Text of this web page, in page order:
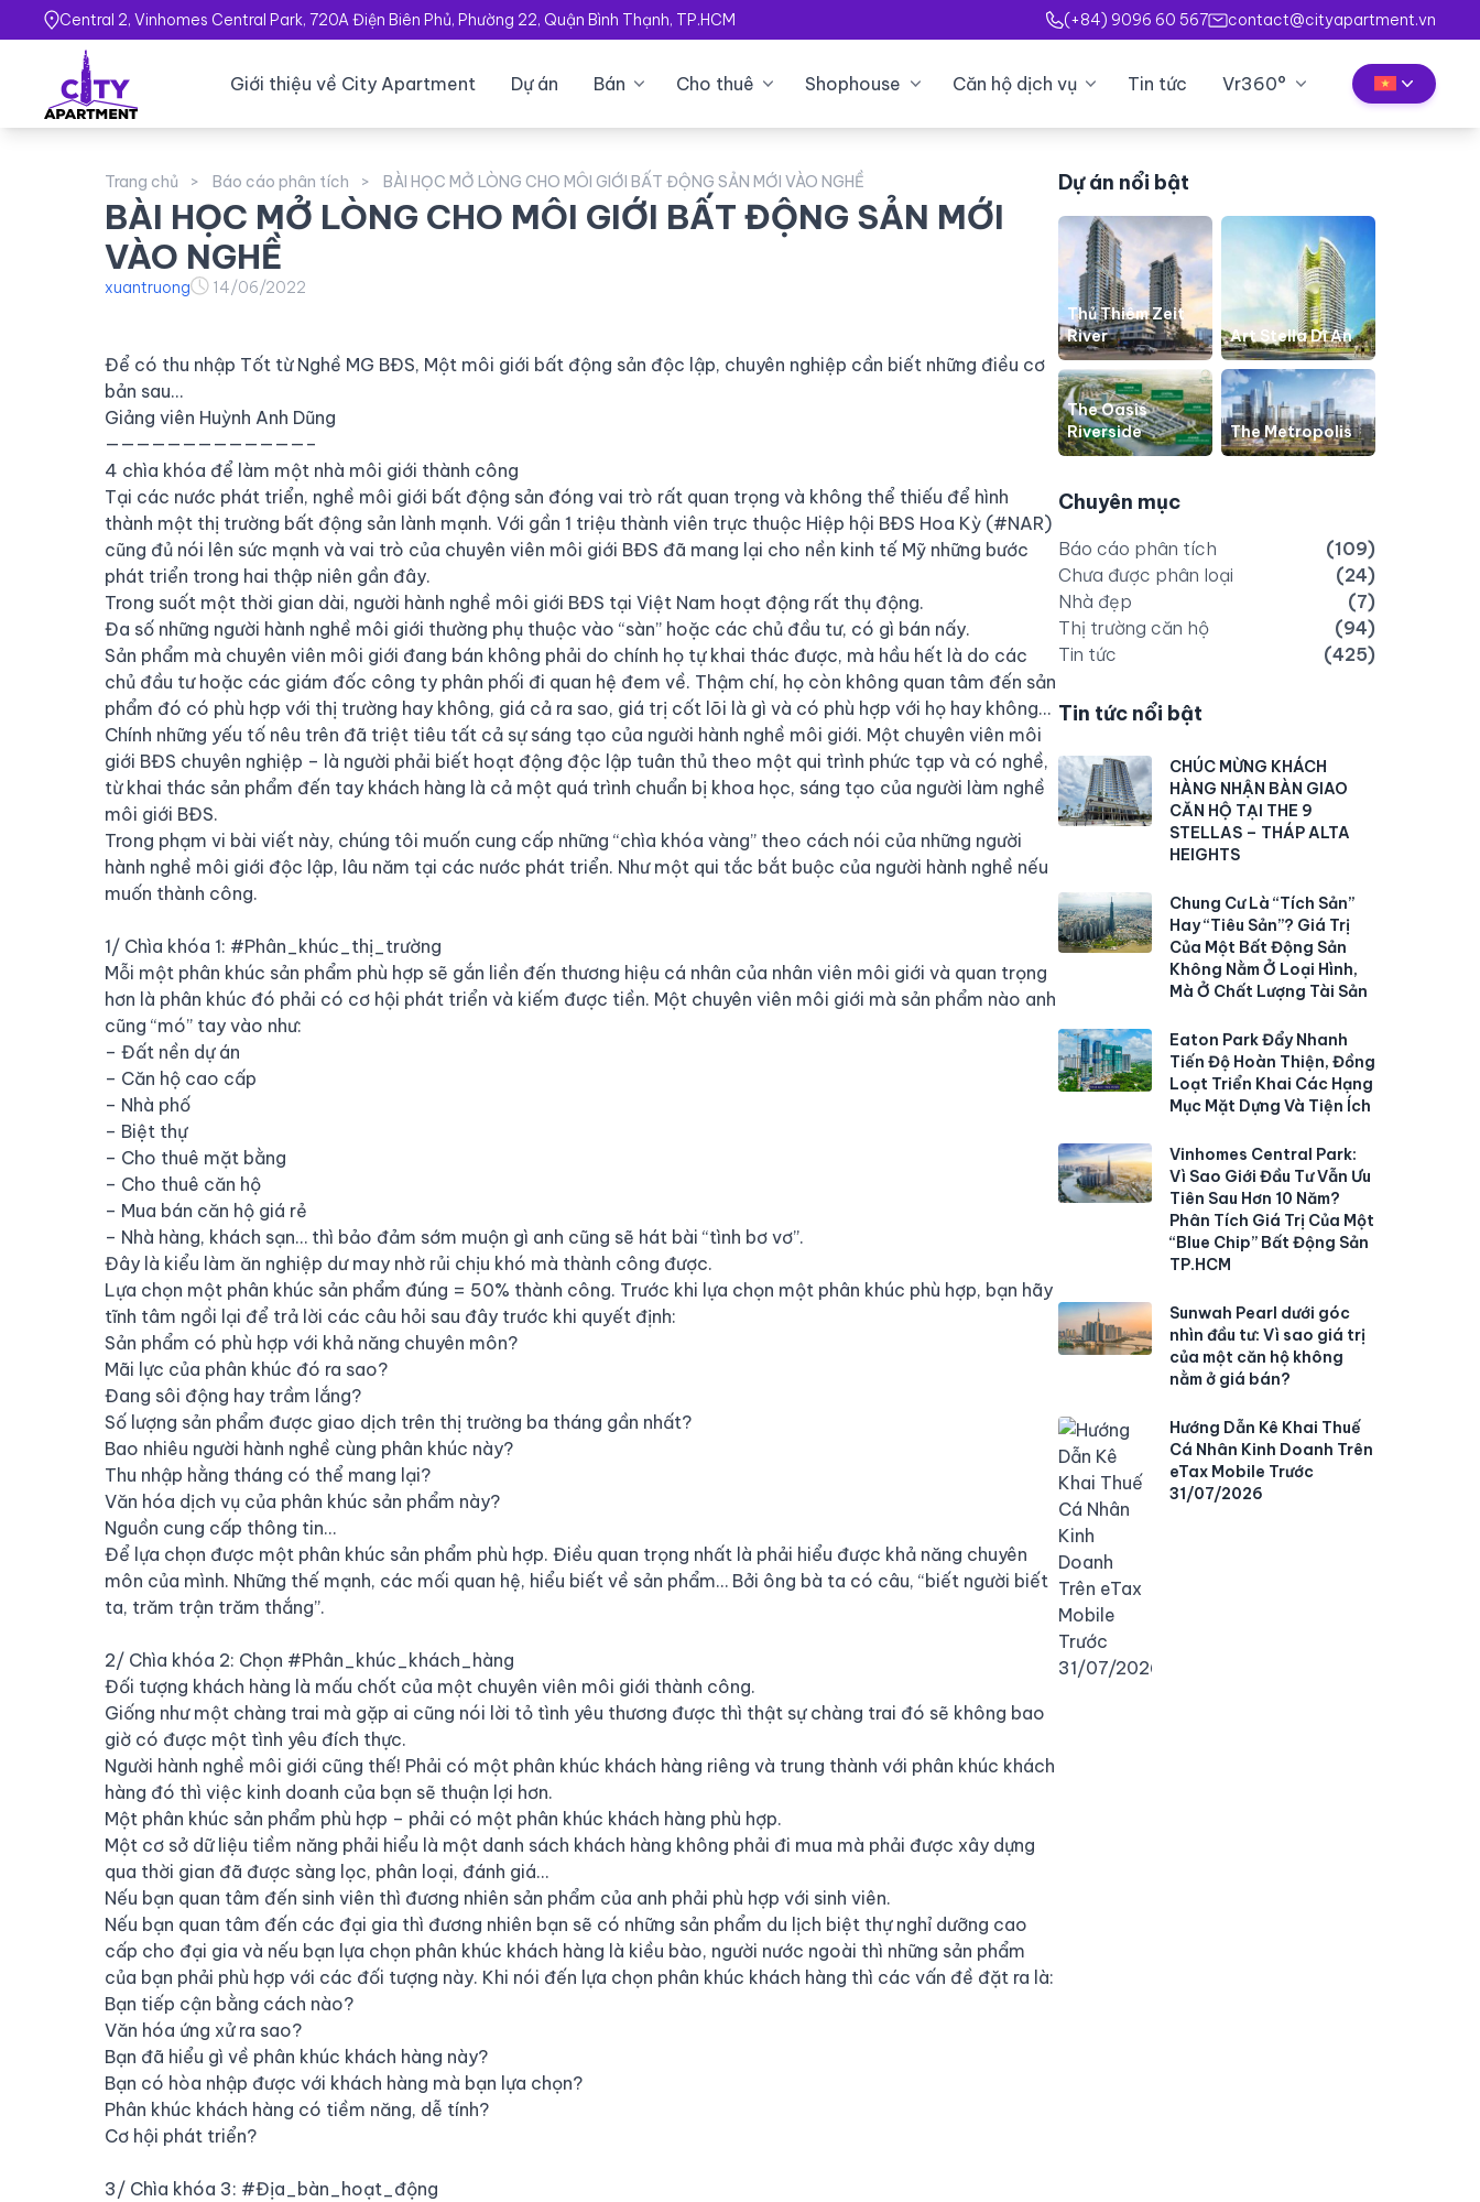
Central 2, Vinhomes Central Park, 720A Điện Biên Phủ, Phường 22, Quận Bình Thạnh, TP.HCM (+84) 9096 60 567 contact@cityapartment.vn
Giới thiệu về City Apartment Dự án Bán Cho thuê Shophouse Căn hộ dịch vụ Tin tức Vr360°
Trang chủ Báo cáo phân tích BÀI HỌC MỞ LÒNG CHO MÔI GIỚI BẤT ĐỘNG SẢN MỚI VÀO NGHỀ
BÀI HỌC MỞ LÒNG CHO MÔI GIỚI BẤT ĐỘNG SẢN MỚI
VÀO NGHỀ
xuantruong 14/06/2022
Để có thu nhập Tốt từ Nghề MG BĐS, Một môi giới bất động sản độc lập, chuyên nghiệp cần biết những điều cơ
bản sau…
Giảng viên Huỳnh Anh Dũng
—————————————–
4 chìa khóa để làm một nhà môi giới thành công
Tại các nước phát triển, nghề môi giới bất động sản đóng vai trò rất quan trọng và không thể thiếu để hình
thành một thị trường bất động sản lành mạnh. Với gần 1 triệu thành viên trực thuộc Hiệp hội BĐS Hoa Kỳ (#NAR)
cũng đủ nói lên sức mạnh và vai trò của chuyên viên môi giới BĐS đã mang lại cho nền kinh tế Mỹ những bước
phát triển trong hai thập niên gần đây.
Trong suốt một thời gian dài, người hành nghề môi giới BĐS tại Việt Nam hoạt động rất thụ động.
Đa số những người hành nghề môi giới thường phụ thuộc vào “sàn” hoặc các chủ đầu tư, có gì bán nấy.
Sản phẩm mà chuyên viên môi giới đang bán không phải do chính họ tự khai thác được, mà hầu hết là do các
chủ đầu tư hoặc các giám đốc công ty phân phối đi quan hệ đem về. Thậm chí, họ còn không quan tâm đến sản
phẩm đó có phù hợp với thị trường hay không, giá cả ra sao, giá trị cốt lõi là gì và có phù hợp với họ hay không…
Chính những yếu tố nêu trên đã triệt tiêu tất cả sự sáng tạo của người hành nghề môi giới. Một chuyên viên môi
giới BĐS chuyên nghiệp – là người phải biết hoạt động độc lập tuân thủ theo một qui trình phức tạp và có nghề,
từ khai thác sản phẩm đến tay khách hàng là cả một quá trình chuẩn bị khoa học, sáng tạo của người làm nghề
môi giới BĐS.
Trong phạm vi bài viết này, chúng tôi muốn cung cấp những “chìa khóa vàng” theo cách nói của những người
hành nghề môi giới độc lập, lâu năm tại các nước phát triển. Như một qui tắc bắt buộc của người hành nghề nếu
muốn thành công.
1/ Chìa khóa 1: #Phân_khúc_thị_trường
Mỗi một phân khúc sản phẩm phù hợp sẽ gắn liền đến thương hiệu cá nhân của nhân viên môi giới và quan trọng
hơn là phân khúc đó phải có cơ hội phát triển và kiếm được tiền. Một chuyên viên môi giới mà sản phẩm nào anh
cũng “mó” tay vào như:
– Đất nền dự án
– Căn hộ cao cấp
– Nhà phố
– Biệt thự
– Cho thuê mặt bằng
– Cho thuê căn hộ
– Mua bán căn hộ giá rẻ
– Nhà hàng, khách sạn… thì bảo đảm sớm muộn gì anh cũng sẽ hát bài “tình bơ vơ”.
Đây là kiểu làm ăn nghiệp dư may nhờ rủi chịu khó mà thành công được.
Lựa chọn một phân khúc sản phẩm đúng = 50% thành công. Trước khi lựa chọn một phân khúc phù hợp, bạn hãy
tĩnh tâm ngồi lại để trả lời các câu hỏi sau đây trước khi quyết định:
Sản phẩm có phù hợp với khả năng chuyên môn?
Mãi lực của phân khúc đó ra sao?
Đang sôi động hay trầm lắng?
Số lượng sản phẩm được giao dịch trên thị trường ba tháng gần nhất?
Bao nhiêu người hành nghề cùng phân khúc này?
Thu nhập hằng tháng có thể mang lại?
Văn hóa dịch vụ của phân khúc sản phẩm này?
Nguồn cung cấp thông tin…
Để lựa chọn được một phân khúc sản phẩm phù hợp. Điều quan trọng nhất là phải hiểu được khả năng chuyên
môn của mình. Những thế mạnh, các mối quan hệ, hiểu biết về sản phẩm… Bởi ông bà ta có câu, “biết người biết
ta, trăm trận trăm thắng”.
2/ Chìa khóa 2: Chọn #Phân_khúc_khách_hàng
Đối tượng khách hàng là mấu chốt của một chuyên viên môi giới thành công.
Giống như một chàng trai mà gặp ai cũng nói lời tỏ tình yêu thương được thì thật sự chàng trai đó sẽ không bao
giờ có được một tình yêu đích thực.
Người hành nghề môi giới cũng thế! Phải có một phân khúc khách hàng riêng và trung thành với phân khúc khách
hàng đó thì việc kinh doanh của bạn sẽ thuận lợi hơn.
Một phân khúc sản phẩm phù hợp – phải có một phân khúc khách hàng phù hợp.
Một cơ sở dữ liệu tiềm năng phải hiểu là một danh sách khách hàng không phải đi mua mà phải được xây dựng
qua thời gian đã được sàng lọc, phân loại, đánh giá…
Nếu bạn quan tâm đến sinh viên thì đương nhiên sản phẩm của anh phải phù hợp với sinh viên.
Nếu bạn quan tâm đến các đại gia thì đương nhiên bạn sẽ có những sản phẩm du lịch biệt thự nghỉ dưỡng cao
cấp cho đại gia và nếu bạn lựa chọn phân khúc khách hàng là kiều bào, người nước ngoài thì những sản phẩm
của bạn phải phù hợp với các đối tượng này. Khi nói đến lựa chọn phân khúc khách hàng thì các vấn đề đặt ra là:
Bạn tiếp cận bằng cách nào?
Văn hóa ứng xử ra sao?
Bạn đã hiểu gì về phân khúc khách hàng này?
Bạn có hòa nhập được với khách hàng mà bạn lựa chọn?
Phân khúc khách hàng có tiềm năng, dễ tính?
Cơ hội phát triển?
3/ Chìa khóa 3: #Địa_bàn_hoạt_động
Dự án nổi bật
Thủ Thiêm Zeit
River
Art Stella Dĩ An
The Oasis
Riverside
The Metropolis
Chuyên mục
Báo cáo phân tích
(109)
Chưa được phân loại
(24)
Nhà đẹp
(7)
Thị trường căn hộ
(94)
Tin tức
(425)
Tin tức nổi bật
CHÚC MỪNG KHÁCH
HÀNG NHẬN BÀN GIAO
CĂN HỘ TẠI THE 9
STELLAS – THÁP ALTA
HEIGHTS
Chung Cư Là “Tích Sản”
Hay “Tiêu Sản”? Giá Trị
Của Một Bất Động Sản
Không Nằm Ở Loại Hình,
Mà Ở Chất Lượng Tài Sản
Eaton Park Đẩy Nhanh
Tiến Độ Hoàn Thiện, Đồng
Loạt Triển Khai Các Hạng
Mục Mặt Dựng Và Tiện Ích
Vinhomes Central Park:
Vì Sao Giới Đầu Tư Vẫn Ưu
Tiên Sau Hơn 10 Năm?
Phân Tích Giá Trị Của Một
“Blue Chip” Bất Động Sản
TP.HCM
Sunwah Pearl dưới góc
nhìn đầu tư: Vì sao giá trị
của một căn hộ không
nằm ở giá bán?
Hướng Dẫn Kê Khai Thuế
Cá Nhân Kinh Doanh Trên
eTax Mobile Trước
31/07/2026